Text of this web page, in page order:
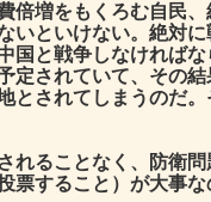
倍増をもくろむ自民
いといけない。絶対
国と戦争しなければ
定されていて、その
とされてしまうのだ
れることなく、防衛
票すること）が大事